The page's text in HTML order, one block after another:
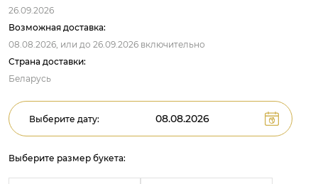
26.09.2026
Возможная доставка:
08.08.2026, или до 26.09.2026 включительно
Страна доставки:
Беларусь
Выберите дату:
Выберите размер букета: